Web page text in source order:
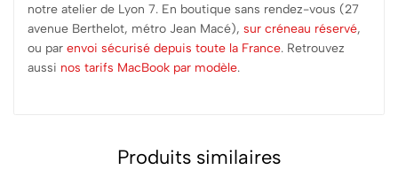
notre atelier de Lyon 7. En boutique sans rendez-vous (27
avenue Berthelot, métro Jean Macé), sur créneau réservé,
ou par envoi sécurisé depuis toute la France. Retrouvez
aussi nos tarifs MacBook par modèle.
Produits similaires